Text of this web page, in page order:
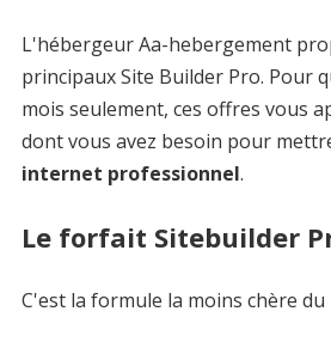
L'hébergeur Aa-hebergement
principaux Site Builder Pro. Pour
mois seulement, ces offres vous
dont vous avez besoin pour
internet professionnel.
Le forfait Sitebuilder
C'est la formule la moins chère